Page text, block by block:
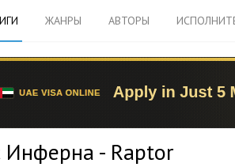
ЖАНРЫ АВТОРЫ
- Raptor